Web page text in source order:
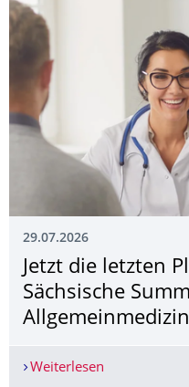
29.07.2026
Jetzt die letzten
Sächsische
Allgemeinmedizin
Weiterlesen